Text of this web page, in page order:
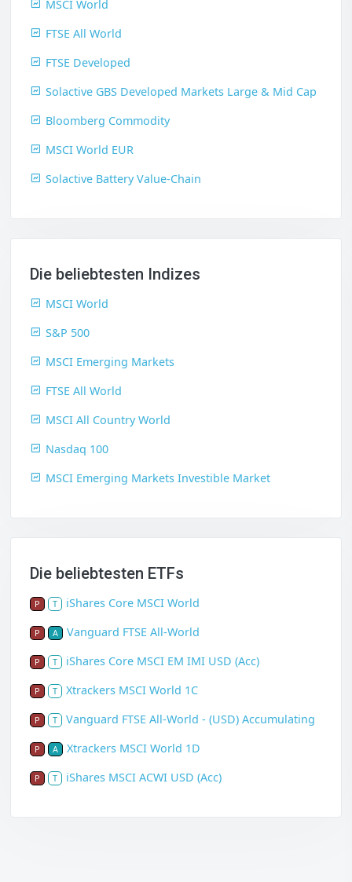
MSCI World
FTSE All World
FTSE Developed
Solactive GBS Developed Markets Large & Mid Cap
Bloomberg Commodity
MSCI World EUR
Solactive Battery Value-Chain
Die beliebtesten Indizes
MSCI World
S&P 500
MSCI Emerging Markets
FTSE All World
MSCI All Country World
Nasdaq 100
MSCI Emerging Markets Investible Market
Die beliebtesten ETFs
P T iShares Core MSCI World
P A Vanguard FTSE All-World
P T iShares Core MSCI EM IMI USD (Acc)
P T Xtrackers MSCI World 1C
P T Vanguard FTSE All-World - (USD) Accumulating
P A Xtrackers MSCI World 1D
P T iShares MSCI ACWI USD (Acc)